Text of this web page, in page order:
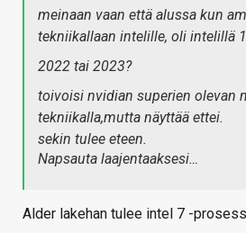
meinaan vaan että alussa kun
tekniikallaan intelille, oli intelillä
2022 tai 2023?
toivoisi nvidian superien olevan
tekniikalla,mutta näyttää ettei.
sekin tulee eteen.
Napsauta laajentaaksesi…
Alder lakehan tulee intel 7 -